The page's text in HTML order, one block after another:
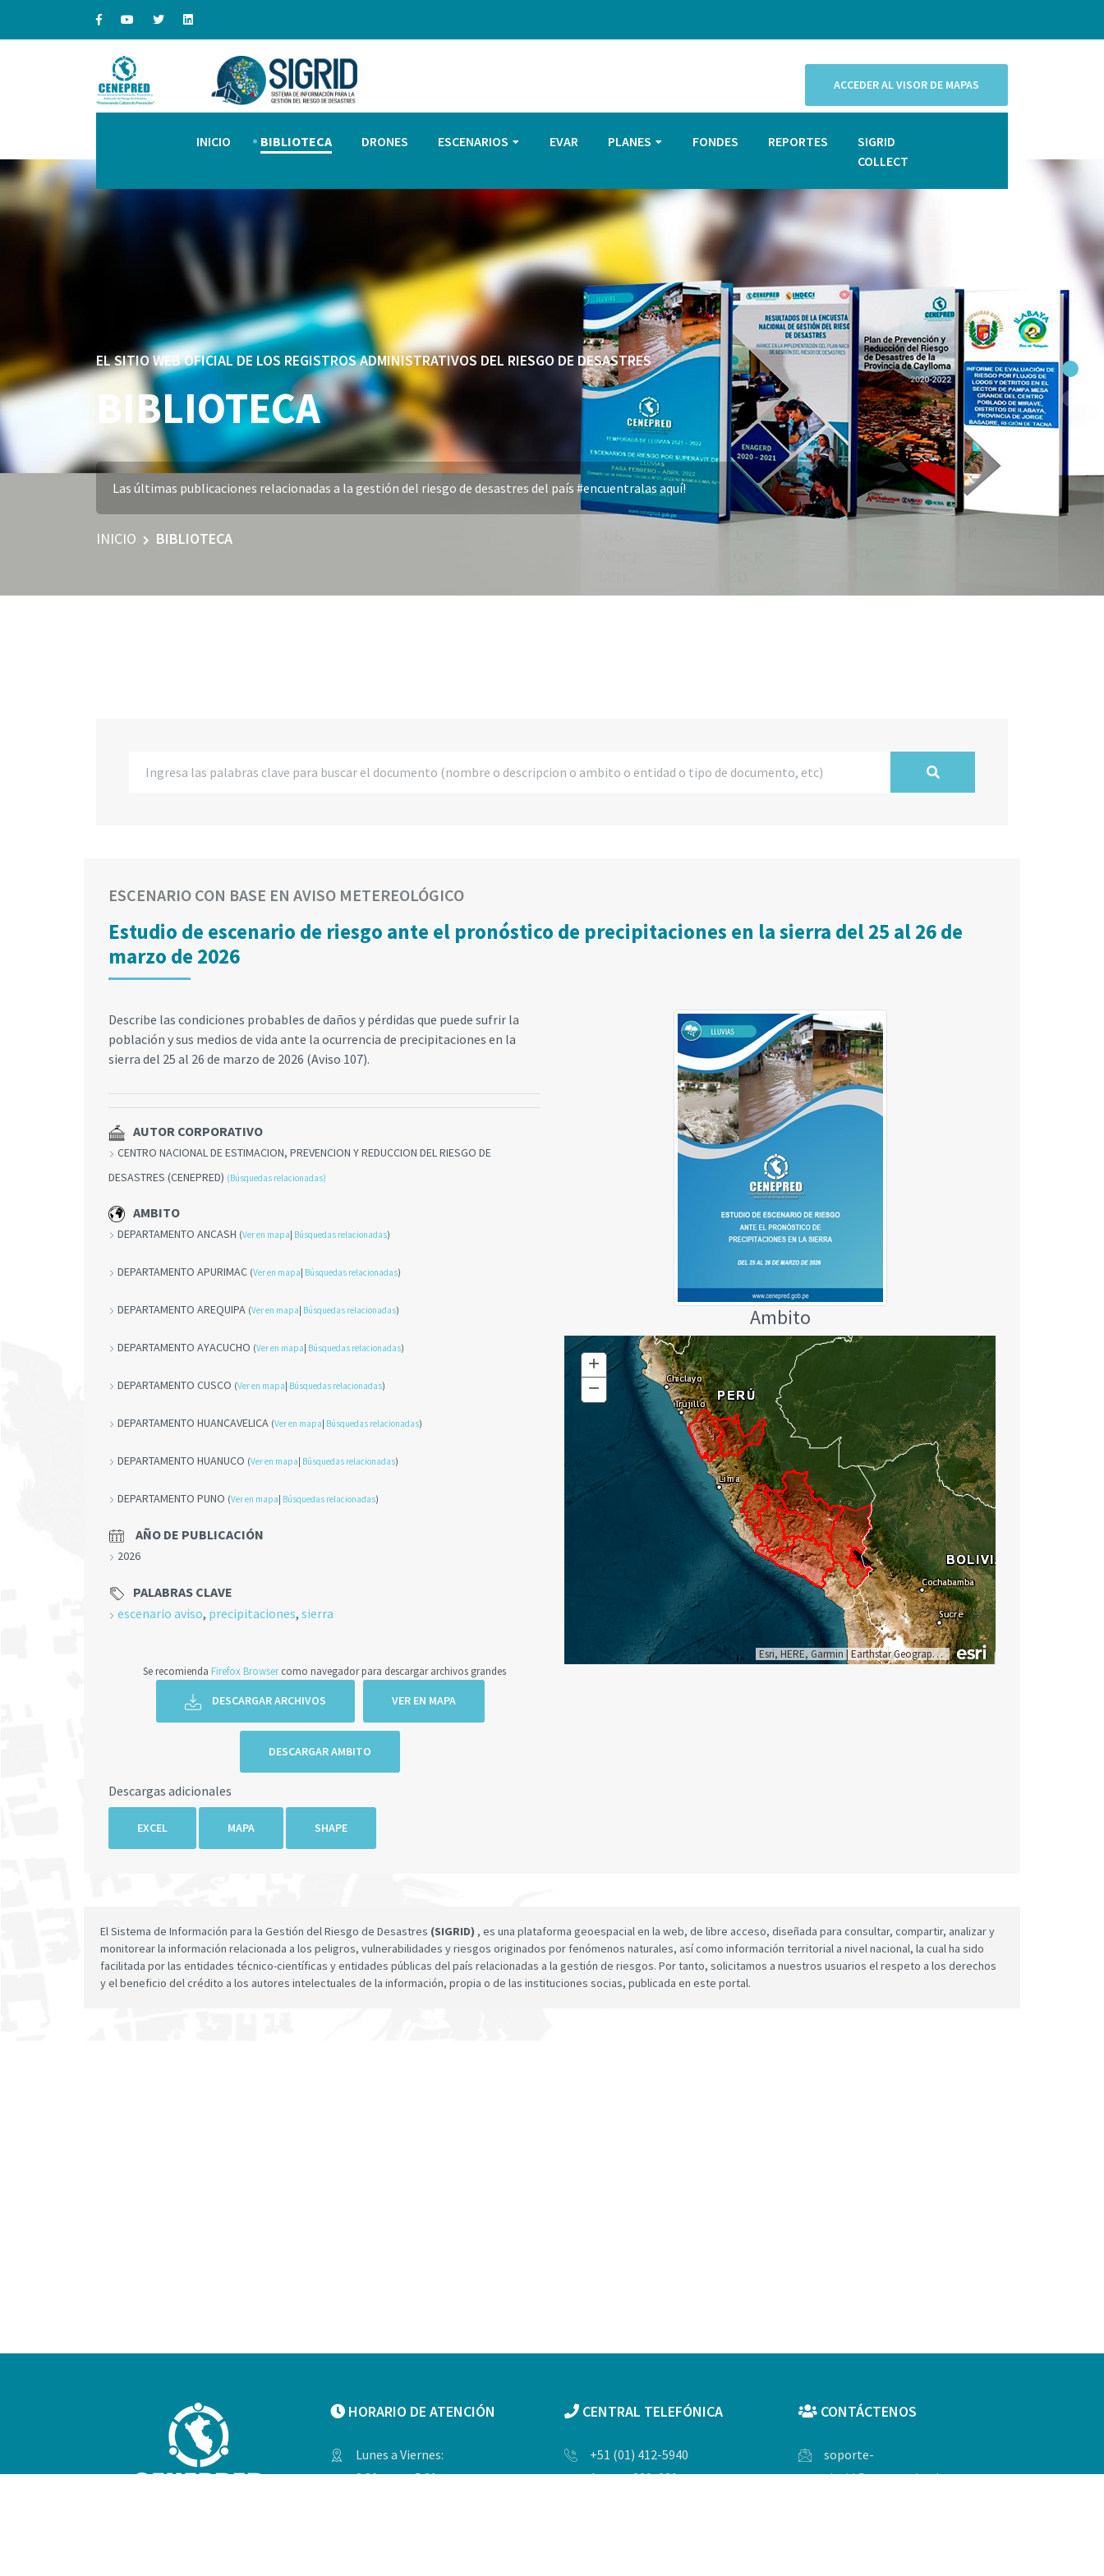
ACCEDER AL VISOR DE MAPAS
INICIO BIBLIOTECA DRONES ESCENARIOS EVAR PLANES FONDES REPORTES
SIGRID
COLLECT
EL SITIO WEB OFICIAL DE LOS REGISTROS ADMINISTRATIVOS DEL RIESGO DE DESASTRES
BIBLIOTECA
Las últimas publicaciones relacionadas a la gestión del riesgo de desastres del país #encuentralas aquí!
INICIO BIBLIOTECA
ESCENARIO CON BASE EN AVISO METEREOLÓGICO
Estudio de escenario de riesgo ante el pronóstico de precipitaciones en la sierra del 25 al 26 de
marzo de 2026
Describe las condiciones probables de daños y pérdidas que puede sufrir la
población y sus medios de vida ante la ocurrencia de precipitaciones en la
sierra del 25 al 26 de marzo de 2026 (Aviso 107).
AUTOR CORPORATIVO
CENTRO NACIONAL DE ESTIMACION, PREVENCION Y REDUCCION DEL RIESGO DE
DESASTRES (CENEPRED) (Búsquedas relacionadas)
AMBITO
DEPARTAMENTO ANCASH (Ver en mapa Búsquedas relacionadas)
DEPARTAMENTO APURIMAC (Ver en mapa Búsquedas relacionadas)
DEPARTAMENTO AREQUIPA (Ver en mapa Búsquedas relacionadas)
DEPARTAMENTO AYACUCHO (Ver en mapa Búsquedas relacionadas)
DEPARTAMENTO CUSCO (Ver en mapa Búsquedas relacionadas)
DEPARTAMENTO HUANCAVELICA (Ver en mapa Búsquedas relacionadas)
DEPARTAMENTO HUANUCO (Ver en mapa Búsquedas relacionadas)
DEPARTAMENTO PUNO (Ver en mapa Búsquedas relacionadas)
AÑO DE PUBLICACIÓN
2026
PALABRAS CLAVE
escenario aviso, precipitaciones, sierra
Se recomienda Firefox Browsercomo navegador para descargar archivos grandes
DESCARGAR ARCHIVOS VER EN MAPA
DESCARGAR AMBITO
Descargas adicionales
EXCEL MAPA SHAPE
Ambito
Esri, HERE, Garmin | Earthstar Geographics
+ Zoom
In
− Zoom
Out
El Sistema de Información para la Gestión del Riesgo de Desastres (SIGRID) , es una plataforma geoespacial en la web, de libre acceso, diseñada para consultar, compartir, analizar y
monitorear la información relacionada a los peligros, vulnerabilidades y riesgos originados por fenómenos naturales, así como información territorial a nivel nacional, la cual ha sido
facilitada por las entidades técnico-científicas y entidades públicas del país relacionadas a la gestión de riesgos. Por tanto, solicitamos a nuestros usuarios el respeto a los derechos
y el beneficio del crédito a los autores intelectuales de la información, propia o de las instituciones socias, publicada en este portal.
HORARIO DE ATENCIÓN
Lunes a Viernes:
8:30 a.m. a 5:30 p.m.
CENTRAL TELEFÓNICA
+51 (01) 412-5940
Anexos 330, 331
CONTÁCTENOS
soporte-
sigrid@cenepred.gob.pe